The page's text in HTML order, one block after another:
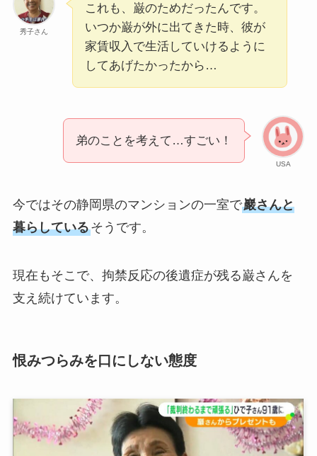
秀子さん
これも、巌のためだったんです。
いつか巌が外に出てきた時、彼が
家賃収入で生活していけるように
してあげたかったから…
USA
弟のことを考えて…すごい！
今ではその静岡県のマンションの一室で巖さんと
暮らしているそうです。
現在もそこで、拘禁反応の後遺症が残る巌さんを
支え続けています。
恨みつらみを口にしない態度